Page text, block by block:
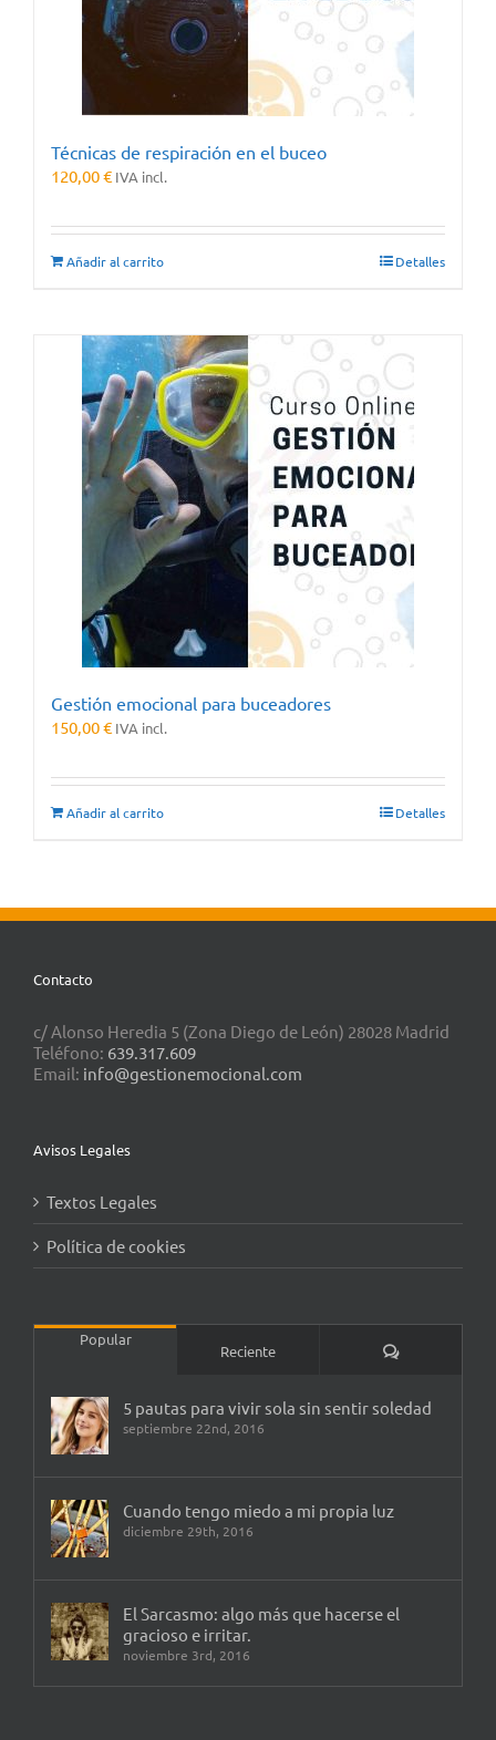
Técnicas de respiración en el buceo
120,00€ IVA incl.
Añadir al carrito Detalles
Gestión emocional para buceadores
150,00€ IVA incl.
Añadir al carrito Detalles
Contacto
c/ Alonso Heredia 5 (Zona Diego de León) 28028 Madrid
Teléfono: 639.317.609
Email: info@gestionemocional.com
Avisos Legales
Textos Legales
Política de cookies
Popular
Reciente Comentarios
5 pautas para vivir sola sin sentir soledad
septiembre 22nd, 2016
Cuando tengo miedo a mi propia luz
diciembre 29th, 2016
El Sarcasmo: algo más que hacerse el
gracioso e irritar.
noviembre 3rd, 2016